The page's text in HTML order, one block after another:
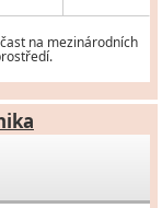
na mezinárodních